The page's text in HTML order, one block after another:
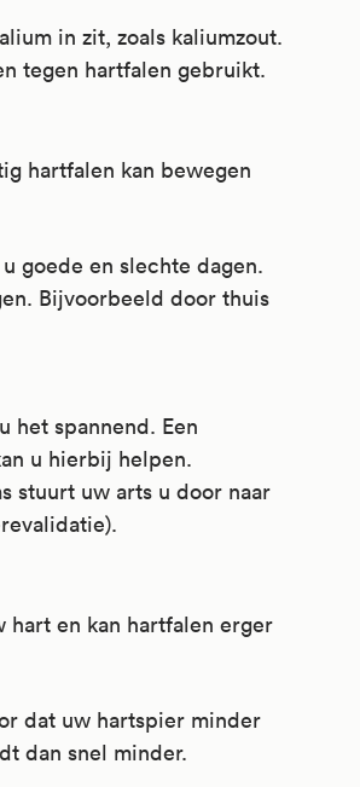
in zit, zoals kaliumzout.
tegen hartfalen gebruikt.
hartfalen kan bewegen
goede en slechte dagen.
Bijvoorbeeld door thuis
het spannend. Een
u hierbij helpen.
stuurt uw arts u door naar
en kan hartfalen erger
dat uw hartspier minder
dan snel minder.